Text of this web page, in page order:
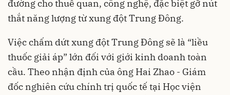
đường cho thuế quan, công nghệ, đặc biệt gỡ nút
thắt năng lượng từ xung đột Trung Đông.
Việc chấm dứt xung đột Trung Đông sẽ là “liều
thuốc giải áp” lớn đối với giới kinh doanh toàn
cầu. Theo nhận định của ông Hai Zhao - Giám
đốc nghiên cứu chính trị quốc tế tại Học viện